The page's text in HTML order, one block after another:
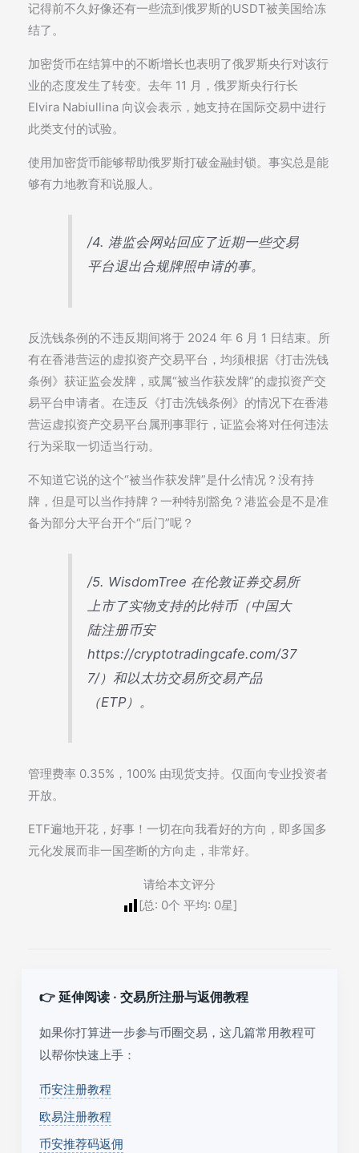
记得前不久好像还有一些流到俄罗斯的USDT被美国给冻
结了。
加密货币在结算中的不断增长也表明了俄罗斯央行对该行
业的态度发生了转变。去年 11 月，俄罗斯央行行长
Elvira Nabiullina 向议会表示，她支持在国际交易中进行
此类支付的试验。
使用加密货币能够帮助俄罗斯打破金融封锁。事实总是能
够有力地教育和说服人。
/4. 港监会网站回应了近期一些交易
平台退出合规牌照申请的事。
反洗钱条例的不违反期间将于 2024 年 6 月 1 日结束。所
有在香港营运的虚拟资产交易平台，均须根据《打击洗钱
条例》获证监会发牌，或属“被当作获发牌”的虚拟资产交
易平台申请者。在违反《打击洗钱条例》的情况下在香港
营运虚拟资产交易平台属刑事罪行，证监会将对任何违法
行为采取一切适当行动。
不知道它说的这个“被当作获发牌”是什么情况？没有持
牌，但是可以当作持牌？一种特别豁免？港监会是不是准
备为部分大平台开个“后门”呢？
/5. WisdomTree 在伦敦证券交易所
上市了实物支持的比特币（中国大
陆注册币安
https://cryptotradingcafe.com/37
7/）和以太坊交易所交易产品
（ETP）。
管理费率 0.35%，100% 由现货支持。仅面向专业投资者
开放。
ETF遍地开花，好事！一切在向我看好的方向，即多国多
元化发展而非一国垄断的方向走，非常好。
请给本文评分
[总: 0个 平均: 0星]
👉 延伸阅读 · 交易所注册与返佣教程
如果你打算进一步参与币圈交易，这几篇常用教程可
以帮你快速上手：
币安注册教程
欧易注册教程
币安推荐码返佣